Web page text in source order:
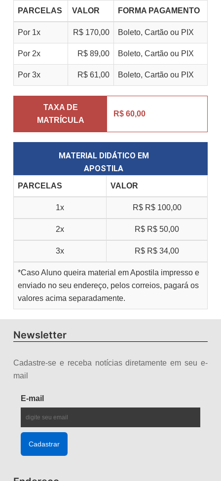
PARCELAS VALOR FORMA PAGAMENTO
Por 1x R$ 170,00 Boleto, Cartão ou PIX
Por 2x R$ 89,00 Boleto, Cartão ou PIX
Por 3x R$ 61,00 Boleto, Cartão ou PIX
TAXA DE
MATRÍCULA
R$ 60,00
MATERIAL DIDÁTICO EM
APOSTILA
PARCELAS VALOR
1x R$ R$ 100,00
2x R$ R$ 50,00
3x R$ R$ 34,00
*Caso Aluno queira material em Apostila impresso e
enviado no seu endereço, pelos correios, pagará os
valores acima separadamente.
Newsletter
Cadastre-se e receba notícias diretamente em seu e-
mail
E-mail